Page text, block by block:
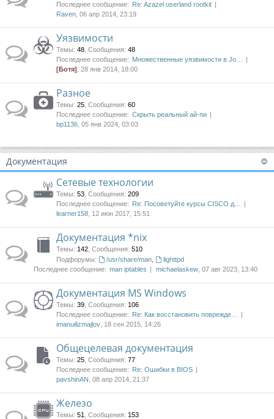
Последнее сообщение: Re: Azazel userland rootkit
Raven , 06 апр 2014, 23:19
Уязвимости
Темы: 48 Сообщения: 48
Последнее сообщение: Множественные уязвимости в Jo…
[Ботя] , 28 янв 2014, 18:00
Разное
Темы: 25 Сообщения: 60
Последнее сообщение: Скрыть реальный ай-пи
bp1136 , 05 янв 2024, 03:03
Документация
Сетевые технологии
Темы: 53 Сообщения: 209
Последнее сообщение: Re: Посоветуйте курсы CISCO д…
learner158 , 12 июн 2017, 15:51
Документация *nix
Темы: 142 Сообщения: 510
Подфорумы:
/usr/share/man,
lighttpd
Последнее сообщение: man iptables michaelaskew , 07 авг 2023, 13:40
Документация MS Windows
Темы: 39 Сообщения: 106
Последнее сообщение: Re: Как восстановить поврежде…
imanuilizmajlov , 18 сен 2015, 14:26
Общецелевая документация
Темы: 25 Сообщения: 77
Последнее сообщение: Re: Ошибки в BIOS
pavshinAN , 08 апр 2014, 21:37
Железо
Темы: 51 Сообщения: 153